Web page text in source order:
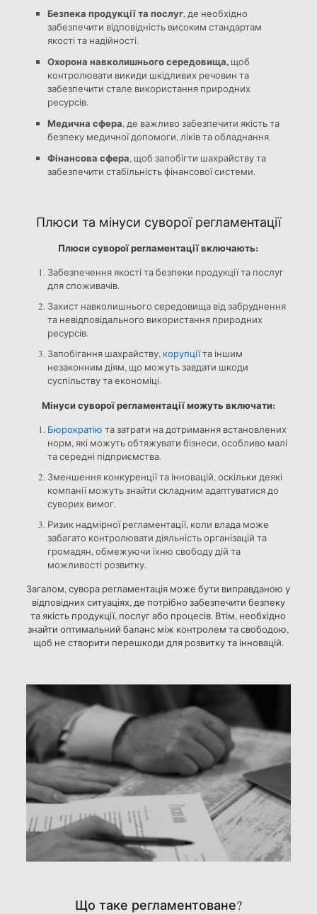
Безпека продукції та послуг, де необхідно
забезпечити відповідність високим стандартам
якості та надійності.
Охорона навколишнього середовища,щоб
контролювати викиди шкідливих речовин та
забезпечити стале використання природних
ресурсів.
Медична сфера, де важливо забезпечити якість та
безпеку медичної допомоги, ліків та обладнання.
Фінансова сфера, щоб запобігти шахрайству та
забезпечити стабільність фінансової системи.
Плюси та мінуси суворої регламентації
Плюси суворої регламентації включають:
Забезпечення якості та безпеки продукції та послуг
для споживачів.
Захист навколишнього середовища від забруднення
та невідповідального використання природних
ресурсів.
Запобігання шахрайству, корупціїта іншим
незаконним діям, що можуть завдати шкоди
суспільству та економіці.
Мінуси суворої регламентації можуть включати:
Бюрократію та затрати на дотримання встановлених
норм, які можуть обтяжувати бізнеси, особливо малі
та середні підприємства.
Зменшення конкуренції та інновацій, оскільки деякі
компанії можуть знайти складним адаптуватися до
суворих вимог.
Ризик надмірної регламентації, коли влада може
забагато контролювати діяльність організацій та
громадян, обмежуючи їхню свободу дій та
можливості розвитку.
Загалом, сувора регламентація може бути виправданою у
відповідних ситуаціях, де потрібно забезпечити безпеку
та якість продукції, послуг або процесів. Втім, необхідно
знайти оптимальний баланс між контролем та свободою,
щоб не створити перешкоди для розвитку та інновацій.
Що таке регламентоване?